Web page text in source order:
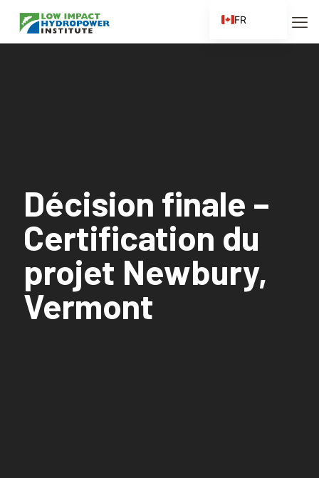
Décision finale –
Certification du
projet Newbury,
Vermont
FR
EN